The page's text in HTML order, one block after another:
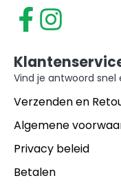
Vind je antwoord snel
Verzenden en
Algemene
Privacy beleid
Betalen